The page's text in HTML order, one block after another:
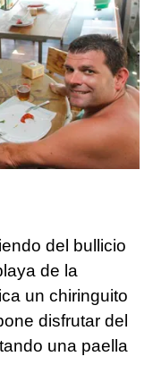
del bullicio
de la
un chiringuito
disfrutar del
una paella